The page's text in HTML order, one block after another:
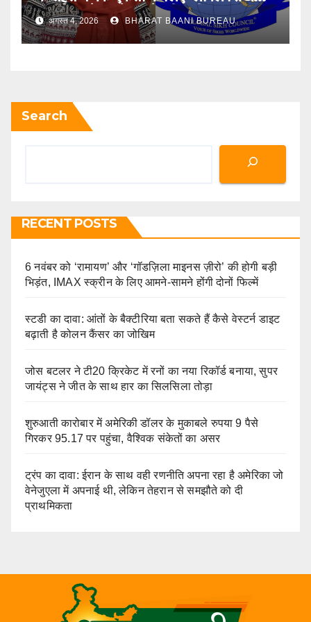
काउंसिल ने जत्थेदार से की अपील
अगस्त 4, 2026 BHARAT BAANI BUREAU
Search
RECENT POSTS
6 नवंबर को ‘रामायण’ और ‘गॉडज़िला माइनस ज़ीरो’ की होगी बड़ी
भिड़ंत, IMAX स्क्रीन के लिए आमने-सामने होंगी दोनों फिल्में
स्टडी का दावा: आंतों के बैक्टीरिया बता सकते हैं कैसे वेस्टर्न डाइट
बढ़ाती है कोलन कैंसर का जोखिम
जोस बटलर ने टी20 क्रिकेट में रनों का नया रिकॉर्ड बनाया, सुपर
जायंट्स ने जीत के साथ हार का सिलसिला तोड़ा
शुरुआती कारोबार में अमेरिकी डॉलर के मुकाबले रुपया 9 पैसे
गिरकर 95.17 पर पहुंचा, वैश्विक संकेतों का असर
ट्रंप का दावा: ईरान के साथ वही रणनीति अपना रहा है अमेरिका जो
वेनेजुएला में अपनाई थी, लेकिन तेहरान से समझौते को दी
प्राथमिकता